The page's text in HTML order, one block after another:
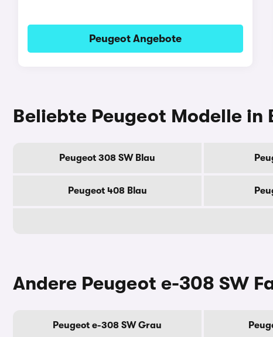
Peugeot Angebote
Beliebte Peugeot Modelle in
Peugeot 308 SW Blau
Peugeot 408 Blau
Andere Peugeot e-308 SW
Peugeot e-308 SW Grau